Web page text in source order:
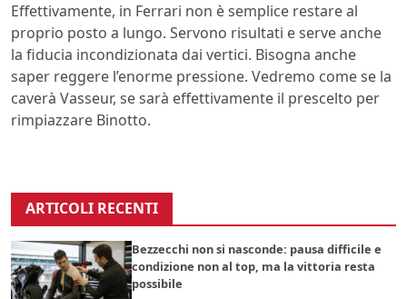
Effettivamente, in Ferrari non è semplice restare al
proprio posto a lungo. Servono risultati e serve anche
la fiducia incondizionata dai vertici. Bisogna anche
saper reggere l’enorme pressione. Vedremo come se la
caverà Vasseur, se sarà effettivamente il prescelto per
rimpiazzare Binotto.
ARTICOLI RECENTI
Bezzecchi non si nasconde: pausa difficile e
condizione non al top, ma la vittoria resta
possibile